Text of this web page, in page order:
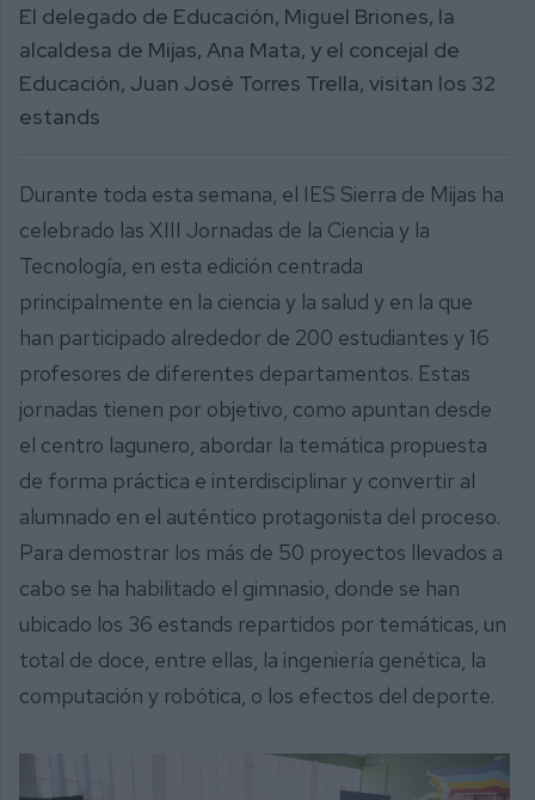
El delegado de Educación, Miguel Briones, la
alcaldesa de Mijas, Ana Mata, y el concejal de
Educación, Juan José Torres Trella, visitan los 32
estands
Durante toda esta semana, el IES Sierra de Mijas ha
celebrado las XIII Jornadas de la Ciencia y la
Tecnología, en esta edición centrada
principalmente en la ciencia y la salud y en la que
han participado alrededor de 200 estudiantes y 16
profesores de diferentes departamentos. Estas
jornadas tienen por objetivo, como apuntan desde
el centro lagunero, abordar la temática propuesta
de forma práctica e interdisciplinar y convertir al
alumnado en el auténtico protagonista del proceso.
Para demostrar los más de 50 proyectos llevados a
cabo se ha habilitado el gimnasio, donde se han
ubicado los 36 estands repartidos por temáticas, un
total de doce, entre ellas, la ingeniería genética, la
computación y robótica, o los efectos del deporte.